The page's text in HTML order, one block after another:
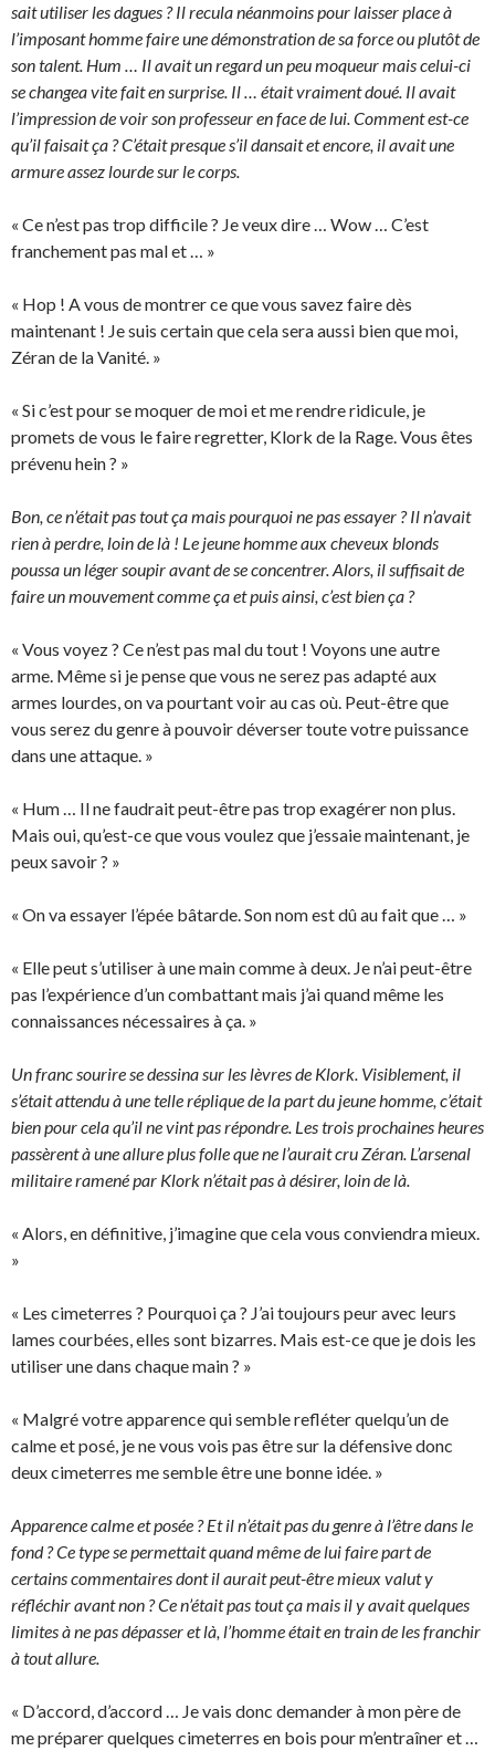
sait utiliser les dagues ? Il recula néanmoins pour laisser place à
l’imposant homme faire une démonstration de sa force ou plutôt de
son talent. Hum … Il avait un regard un peu moqueur mais celui-ci
se changea vite fait en surprise. Il … était vraiment doué. Il avait
l’impression de voir son professeur en face de lui. Comment est-ce
qu’il faisait ça ? C’était presque s’il dansait et encore, il avait une
armure assez lourde sur le corps.
« Ce n’est pas trop difficile ? Je veux dire … Wow … C’est
franchement pas mal et … »
« Hop ! A vous de montrer ce que vous savez faire dès
maintenant ! Je suis certain que cela sera aussi bien que moi,
Zéran de la Vanité. »
« Si c’est pour se moquer de moi et me rendre ridicule, je
promets de vous le faire regretter, Klork de la Rage. Vous êtes
prévenu hein ? »
Bon, ce n’était pas tout ça mais pourquoi ne pas essayer ? Il n’avait
rien à perdre, loin de là ! Le jeune homme aux cheveux blonds
poussa un léger soupir avant de se concentrer. Alors, il suffisait de
faire un mouvement comme ça et puis ainsi, c’est bien ça ?
« Vous voyez ? Ce n’est pas mal du tout ! Voyons une autre
arme. Même si je pense que vous ne serez pas adapté aux
armes lourdes, on va pourtant voir au cas où. Peut-être que
vous serez du genre à pouvoir déverser toute votre puissance
dans une attaque. »
« Hum … Il ne faudrait peut-être pas trop exagérer non plus.
Mais oui, qu’est-ce que vous voulez que j’essaie maintenant, je
peux savoir ? »
« On va essayer l’épée bâtarde. Son nom est dû au fait que … »
« Elle peut s’utiliser à une main comme à deux. Je n’ai peut-être
pas l’expérience d’un combattant mais j’ai quand même les
connaissances nécessaires à ça. »
Un franc sourire se dessina sur les lèvres de Klork. Visiblement, il
s’était attendu à une telle réplique de la part du jeune homme, c’était
bien pour cela qu’il ne vint pas répondre. Les trois prochaines heures
passèrent à une allure plus folle que ne l’aurait cru Zéran. L’arsenal
militaire ramené par Klork n’était pas à désirer, loin de là.
« Alors, en définitive, j’imagine que cela vous conviendra mieux.
»
« Les cimeterres ? Pourquoi ça ? J’ai toujours peur avec leurs
lames courbées, elles sont bizarres. Mais est-ce que je dois les
utiliser une dans chaque main ? »
« Malgré votre apparence qui semble refléter quelqu’un de
calme et posé, je ne vous vois pas être sur la défensive donc
deux cimeterres me semble être une bonne idée. »
Apparence calme et posée ? Et il n’était pas du genre à l’être dans le
fond ? Ce type se permettait quand même de lui faire part de
certains commentaires dont il aurait peut-être mieux valut y
réfléchir avant non ? Ce n’était pas tout ça mais il y avait quelques
limites à ne pas dépasser et là, l’homme était en train de les franchir
à tout allure.
« D’accord, d’accord … Je vais donc demander à mon père de
me préparer quelques cimeterres en bois pour m’entraîner et …